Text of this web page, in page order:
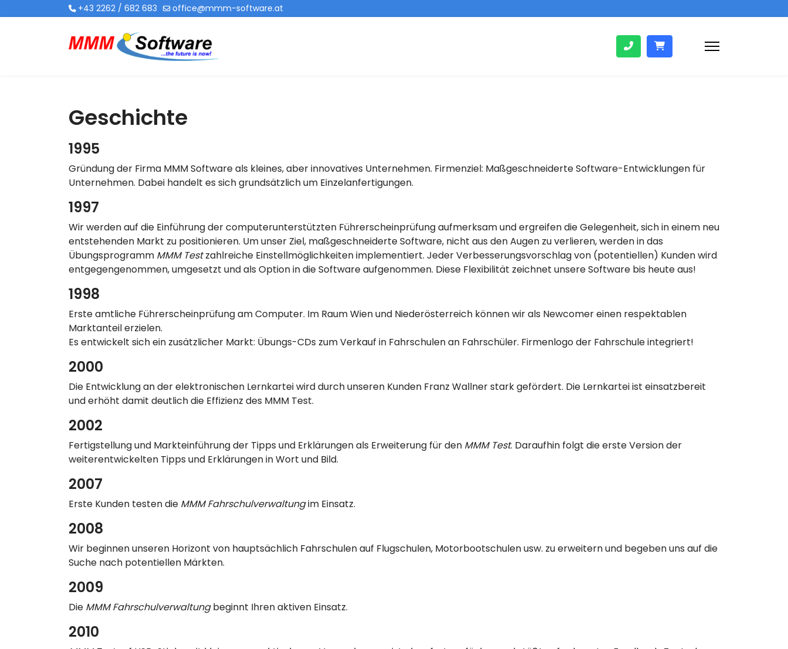
+43 2262 / 682 683 office@mmm-software.at
Geschichte
1995
Gründung der Firma MMM Software als kleines, aber innovatives Unternehmen. Firmenziel: Maßgeschneiderte Software-Entwicklungen für
Unternehmen. Dabei handelt es sich grundsätzlich um Einzelanfertigungen.
1997
Wir werden auf die Einführung der computerunterstützten Führerscheinprüfung aufmerksam und ergreifen die Gelegenheit, sich in einem neu
entstehenden Markt zu positionieren. Um unser Ziel, maßgeschneiderte Software, nicht aus den Augen zu verlieren, werden in das
Übungsprogramm MMM Testzahlreiche Einstellmöglichkeiten implementiert. Jeder Verbesserungsvorschlag von (potentiellen) Kunden wird
entgegengenommen, umgesetzt und als Option in die Software aufgenommen. Diese Flexibilität zeichnet unsere Software bis heute aus!
1998
Erste amtliche Führerscheinprüfung am Computer. Im Raum Wien und Niederösterreich können wir als Newcomer einen respektablen
Marktanteil erzielen.
Es entwickelt sich ein zusätzlicher Markt: Übungs-CDs zum Verkauf in Fahrschulen an Fahrschüler. Firmenlogo der Fahrschule integriert!
2000
Die Entwicklung an der elektronischen Lernkartei wird durch unseren Kunden Franz Wallner stark gefördert. Die Lernkartei ist einsatzbereit
und erhöht damit deutlich die Effizienz des MMM Test.
2002
Fertigstellung und Markteinführung der Tipps und Erklärungen als Erweiterung für den MMM Test. Daraufhin folgt die erste Version der
weiterentwickelten Tipps und Erklärungen in Wort und Bild.
2007
Erste Kunden testen die MMM Fahrschulverwaltungim Einsatz.
2008
Wir beginnen unseren Horizont von hauptsächlich Fahrschulen auf Flugschulen, Motorbootschulen usw. zu erweitern und begeben uns auf die
Suche nach potentiellen Märkten.
2009
Die MMM Fahrschulverwaltungbeginnt Ihren aktiven Einsatz.
2010